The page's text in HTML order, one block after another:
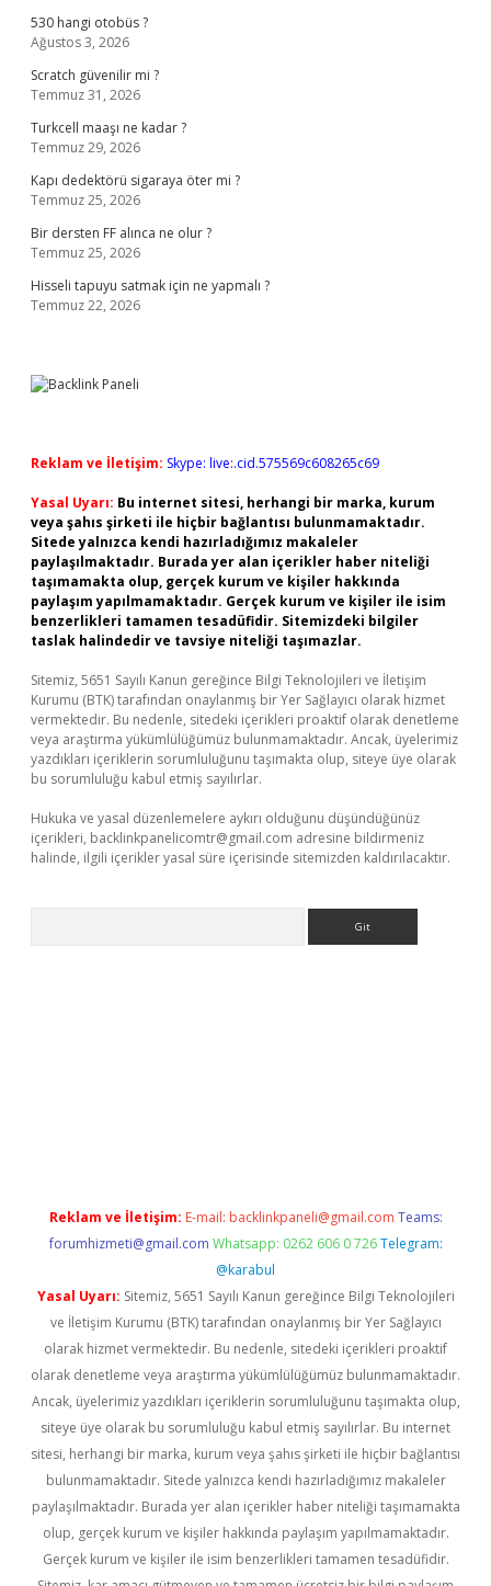
530 hangi otobüs ?
Ağustos 3, 2026
Scratch güvenilir mi ?
Temmuz 31, 2026
Turkcell maaşı ne kadar ?
Temmuz 29, 2026
Kapı dedektörü sigaraya öter mi ?
Temmuz 25, 2026
Bir dersten FF alınca ne olur ?
Temmuz 25, 2026
Hisseli tapuyu satmak için ne yapmalı ?
Temmuz 22, 2026
Reklam ve İletişim: Skype: live:.cid.575569c608265c69
Yasal Uyarı: Bu internet sitesi, herhangi bir marka, kurum
veya şahıs şirketi ile hiçbir bağlantısı bulunmamaktadır.
Sitede yalnızca kendi hazırladığımız makaleler
paylaşılmaktadır. Burada yer alan içerikler haber niteliği
taşımamakta olup, gerçek kurum ve kişiler hakkında
paylaşım yapılmamaktadır. Gerçek kurum ve kişiler ile isim
benzerlikleri tamamen tesadüfidir. Sitemizdeki bilgiler
taslak halindedir ve tavsiye niteliği taşımazlar.
Sitemiz, 5651 Sayılı Kanun gereğince Bilgi Teknolojileri ve İletişim
Kurumu (BTK) tarafından onaylanmış bir Yer Sağlayıcı olarak hizmet
vermektedir. Bu nedenle, sitedeki içerikleri proaktif olarak denetleme
veya araştırma yükümlülüğümüz bulunmamaktadır. Ancak, üyelerimiz
yazdıkları içeriklerin sorumluluğunu taşımakta olup, siteye üye olarak
bu sorumluluğu kabul etmiş sayılırlar.
Hukuka ve yasal düzenlemelere aykırı olduğunu düşündüğünüz
içerikleri, backlinkpanelicomtr@gmail.com adresine bildirmeniz
halinde, ilgili içerikler yasal süre içerisinde sitemizden kaldırılacaktır.
Reklam ve İletişim: E-mail: backlinkpaneli@gmail.com Teams:
forumhizmeti@gmail.com Whatsapp: 0262 606 0 726 Telegram:
@karabul
Yasal Uyarı: Sitemiz, 5651 Sayılı Kanun gereğince Bilgi Teknolojileri
ve İletişim Kurumu (BTK) tarafından onaylanmış bir Yer Sağlayıcı
olarak hizmet vermektedir. Bu nedenle, sitedeki içerikleri proaktif
olarak denetleme veya araştırma yükümlülüğümüz bulunmamaktadır.
Ancak, üyelerimiz yazdıkları içeriklerin sorumluluğunu taşımakta olup,
siteye üye olarak bu sorumluluğu kabul etmiş sayılırlar. Bu internet
sitesi, herhangi bir marka, kurum veya şahıs şirketi ile hiçbir bağlantısı
bulunmamaktadır. Sitede yalnızca kendi hazırladığımız makaleler
paylaşılmaktadır. Burada yer alan içerikler haber niteliği taşımamakta
olup, gerçek kurum ve kişiler hakkında paylaşım yapılmamaktadır.
Gerçek kurum ve kişiler ile isim benzerlikleri tamamen tesadüfidir.